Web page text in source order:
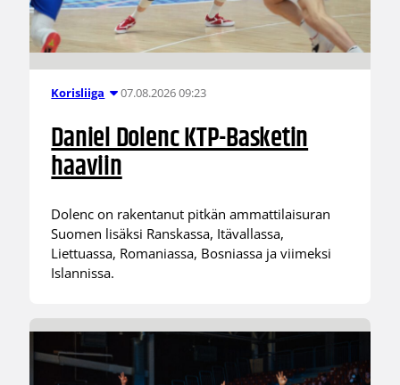
Korisliiga 07.08.2026 09:23
Daniel Dolenc KTP-Basketin
haaviin
Dolenc on rakentanut pitkän ammattilaisuran
Suomen lisäksi Ranskassa, Itävallassa,
Liettuassa, Romaniassa, Bosniassa ja viimeksi
Islannissa.